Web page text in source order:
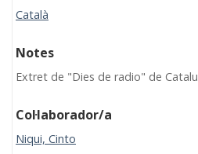
Català
Notes
Extret de "Dies de radio" de
Col·laborador/a
Niqui, Cinto